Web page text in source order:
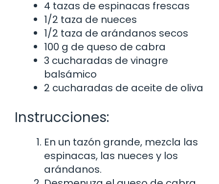
4 tazas de espinacas frescas
1/2 taza de nueces
1/2 taza de arándanos secos
100 g de queso de cabra
3 cucharadas de vinagre
balsámico
2 cucharadas de aceite de oliva
Instrucciones:
En un tazón grande, mezcla las
espinacas, las nueces y los
arándanos.